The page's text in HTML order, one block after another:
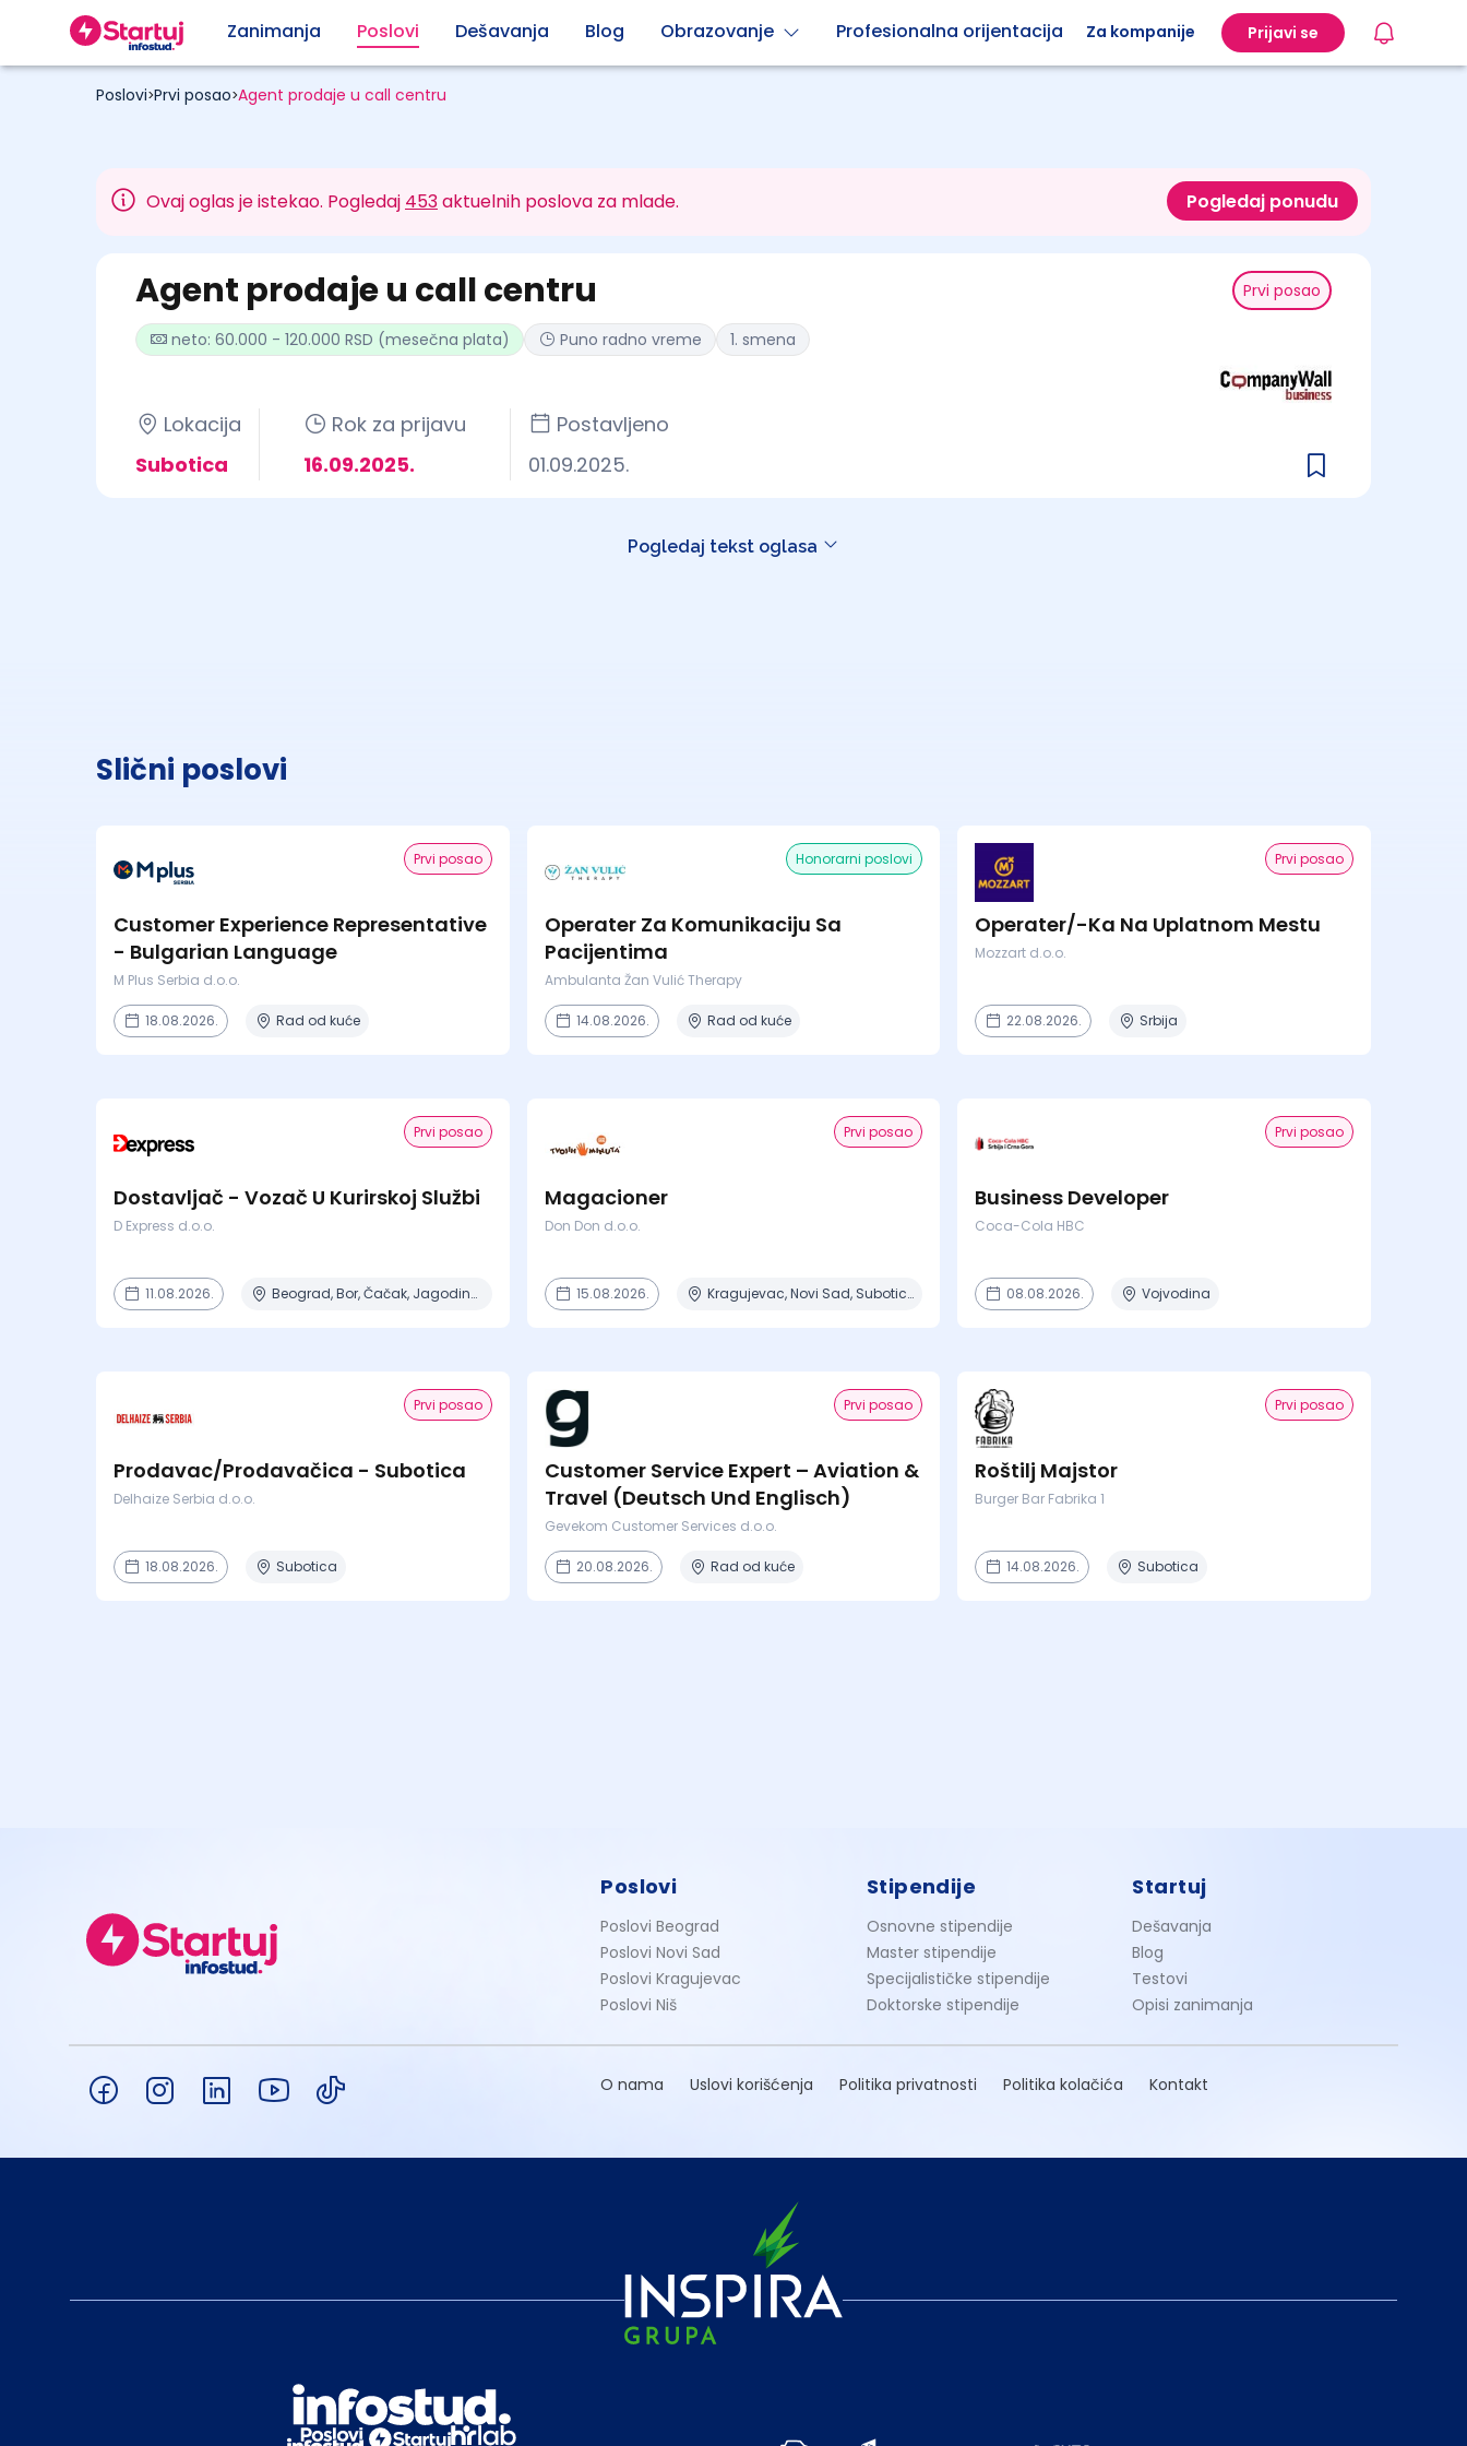
Zanimanja Poslovi Dešavanja Blog Obrazovanje Profesionalna orijentacija Za kompanije Prijavi se
Poslovi>Prvi posao>Agent prodaje u call centru
Ovaj oglas je istekao. Pogledaj 453aktuelnih poslova za mlade. Pogledaj ponudu
Prvi posao
Agent prodaje u call centru
Lokacija
Subotica
Rok za prijavu
16.09.2025.
Postavljeno
01.09.2025.
neto: 60.000 - 120.000 RSD (mesečna plata) Puno radno vreme 1. smena
Pogledaj tekst oglasa
Slični poslovi
Prvi posao
Customer Experience Representative
- Bulgarian Language
M Plus Serbia d.o.o.
18.08.2026. Rad od kuće
Honorarni poslovi
Operater Za Komunikaciju Sa
Pacijentima
Ambulanta Žan Vulić Therapy
14.08.2026. Rad od kuće
Prvi posao
Operater/-Ka Na Uplatnom Mestu
Mozzart d.o.o.
22.08.2026. Srbija
Prvi posao
Dostavljač - Vozač U Kurirskoj Službi
D Express d.o.o.
11.08.2026. Beograd, Bor, Čačak, Jagodina, Kikinda + 23 mesta | Terenski rad
Prvi posao
Magacioner
Don Don d.o.o.
15.08.2026. Kragujevac, Novi Sad, Subotica
Prvi posao
Business Developer
Coca-Cola HBC
08.08.2026. Vojvodina
Prvi posao
Prodavac/Prodavačica - Subotica
Delhaize Serbia d.o.o.
18.08.2026. Subotica
Prvi posao
Customer Service Expert – Aviation &
Travel (Deutsch Und Englisch)
Gevekom Customer Services d.o.o.
20.08.2026. Rad od kuće
Prvi posao
Roštilj Majstor
Burger Bar Fabrika 1
14.08.2026. Subotica
Poslovi
Poslovi Beograd
Poslovi Novi Sad
Poslovi Kragujevac
Poslovi Niš
Stipendije
Osnovne stipendije
Master stipendije
Specijalističke stipendije
Doktorske stipendije
Startuj
Dešavanja
Blog
Testovi
Opisi zanimanja
O nama Uslovi korišćenja Politika privatnosti Politika kolačića Kontakt